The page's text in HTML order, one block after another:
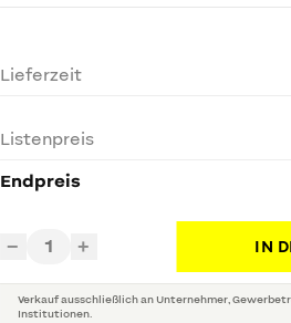
Lieferzeit
Listenpreis
Endpreis
− 1 + IN
Verkauf ausschließlich an Unternehmer,
Institutionen.